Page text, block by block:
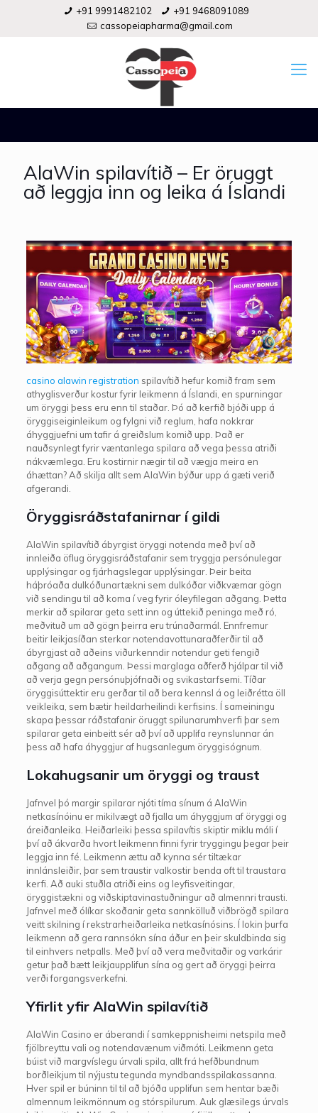
+91 9991482102
+91 9468091089
cassopeiapharma@gmail.com
AlaWin spilavítið – Er öruggt
að leggja inn og leika á Íslandi
casino alawin registration spilavítið hefur komið fram sem
athyglisverður kostur fyrir leikmenn á Íslandi, en spurningar
um öryggi þess eru enn til staðar. Þó að kerfið bjóði upp á
öryggiseiginleikum og fylgni við reglum, hafa nokkrar
áhyggjuefni um tafir á greiðslum komið upp. Það er
nauðsynlegt fyrir væntanlega spilara að vega þessa atriði
nákvæmlega. Eru kostirnir nægir til að vægja meira en
áhættan? Að skilja allt sem AlaWin býður upp á gæti verið
afgerandi.
Öryggisráðstafanirnar í gildi
AlaWin spilavítið ábyrgist öryggi notenda með því að
innleiða öflug öryggisráðstafanir sem tryggja persónulegar
upplýsingar og fjárhagslegar upplýsingar. Þeir beita
háþróaða dulkóðunartækni sem dulkóðar viðkvæmar gögn
við sendingu til að koma í veg fyrir óleyfilegan aðgang. Þetta
merkir að spilarar geta sett inn og úttekið peninga með ró,
meðvituð um að gögn þeirra eru trúnaðarmál. Ennfremur
beitir leikjasíðan sterkar notendavottunaraðferðir til að
ábyrgjast að aðeins viðurkenndir notendur geti fengið
aðgang að aðgangum. Þessi marglaga aðferð hjálpar til við
að verja gegn persónuþjófnaði og svikastarfsemi. Tíðar
öryggisúttektir eru gerðar til að bera kennsl á og leiðrétta öll
veikleika, sem bætir heildarheilindi kerfisins. Í sameiningu
skapa þessar ráðstafanir öruggt spilunarumhverfi þar sem
spilarar geta einbeitt sér að því að upplifa reynslunnar án
þess að hafa áhyggjur af hugsanlegum öryggisógnum.
Lokahugsanir um öryggi og traust
Jafnvel þó margir spilarar njóti tíma sínum á AlaWin
netkasínóinu er mikilvægt að fjalla um áhyggjum af öryggi og
áreiðanleika. Heiðarleiki þessa spilavítis skiptir miklu máli í
því að ákvarða hvort leikmenn finni fyrir tryggingu þegar þeir
leggja inn fé. Leikmenn ættu að kynna sér tiltækar
innlánsleiðir, þar sem traustir valkostir benda oft til traustara
kerfi. Að auki stuðla atriði eins og leyfisveitingar,
öryggistækni og viðskiptavinastuðningur að almennri trausti.
Jafnvel með ólíkar skoðanir geta sannkölluð viðbrögð spilara
veitt skilning í rekstrarheiðarleika netkasínósins. Í lokin þurfa
leikmenn að gera rannsókn sína áður en þeir skuldbinda sig
til einhvers netpalls. Með því að vera meðvitaðir og varkárir
getur það bætt leikjaupplifun sína og gert að öryggi þeirra
verði forgangsverkefni.
Yfirlit yfir AlaWin spilavítið
AlaWin Casino er áberandi í samkeppnisheimi netspila með
fjölbreyttu vali og notendavænum viðmóti. Leikmenn geta
búist við margvíslegu úrvali spila, allt frá hefðbundnum
borðleikjum til nýjustu tegunda myndbandsspilakassanna.
Hver spil er búninn til til að bjóða upplifun sem hentar bæði
almennum leikmönnum og stórspilurum. Auk glæsilegs úrvals